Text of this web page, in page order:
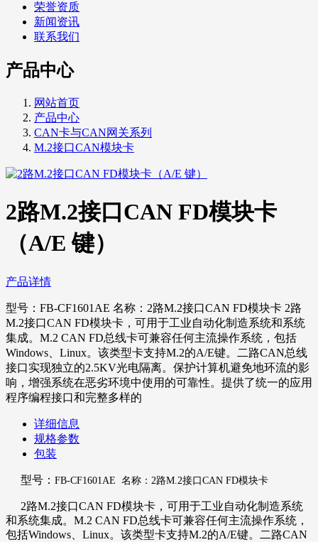
荣誉资质
新闻资讯
联系我们
产品中心
网站首页
产品中心
CAN卡与CAN网关系列
M.2接口CAN模块卡
2路M.2接口CAN FD模块卡
（A/E 键）
产品详情
型号：FB-CF1601AE 名称：2路M.2接口CAN FD模块卡 2路
M.2接口CAN FD模块卡，可用于工业自动化制造系统和系统
集成。M.2 CAN FD总线卡可兼容任何主流操作系统，包括
Windows、Linux。该类型卡支持M.2的A/E键。二路CAN总线
接口实现独立的2.5KV光电隔离。保护计算机避免地环流的影
响，增强系统在恶劣环境中使用的可靠性。提供了统一的应用
程序编程接口和完整多样的
详细信息
规格参数
包装
型号： FB-CF1601AE 名称：2路M.2接口CAN FD模块卡
2路M.2接口CAN FD模块卡 ，可用于工业自动化制造系统
和系统集成。 M.2 CAN FD总线卡可兼容任何主流操作系统 ，
包括Windows Linux。该类型卡支持M.2的A/E键。二路CAN